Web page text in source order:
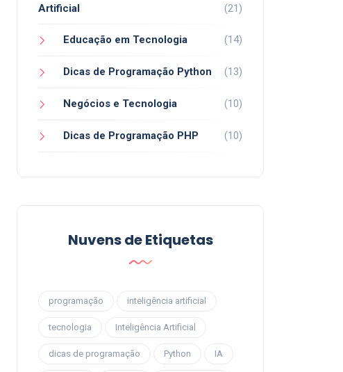
Artificial (21)
Educação em Tecnologia (14)
Dicas de Programação Python (13)
Negócios e Tecnologia (10)
Dicas de Programação PHP (10)
Nuvens de Etiquetas
programação inteligência artificial
tecnologia Inteligência Artificial
dicas de programação Python IA